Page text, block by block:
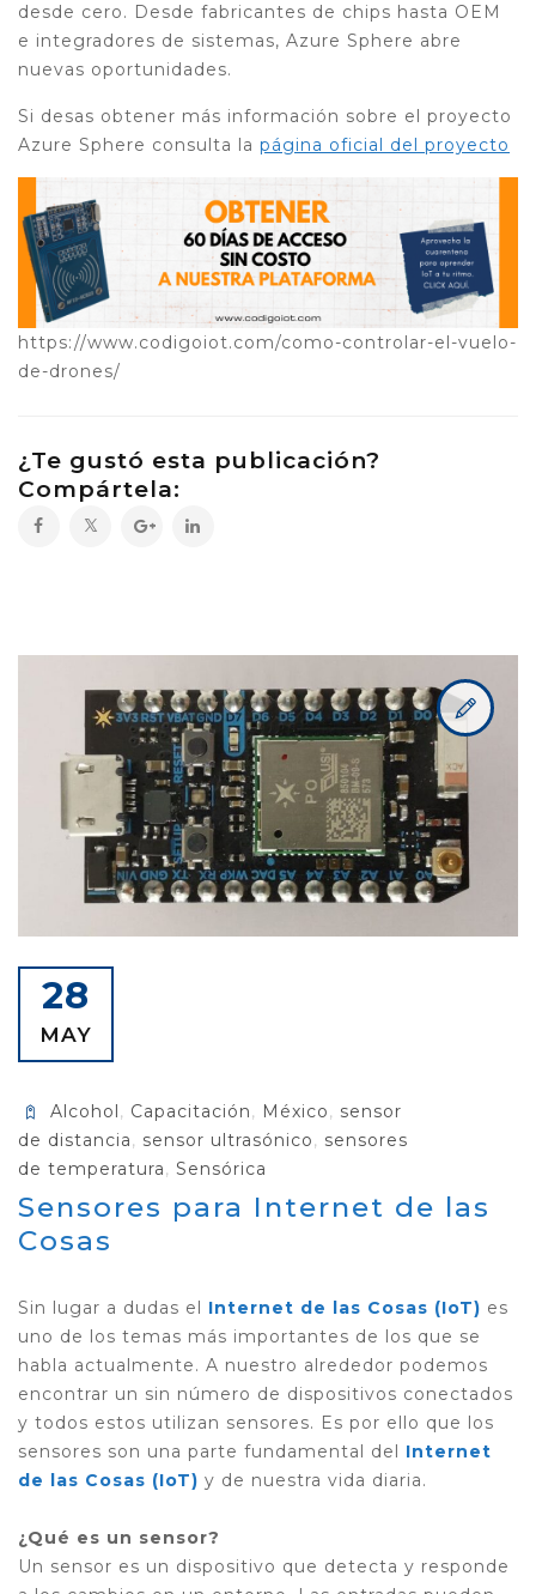
desde cero. Desde fabricantes de chips hasta OEM
e integradores de sistemas, Azure Sphere abre
nuevas oportunidades.
Si desas obtener más información sobre el proyecto
Azure Sphere consulta la página oficial del proyecto
https://www.codigoiot.com/como-controlar-el-vuelo-
de-drones/
¿Te gustó esta publicación?
Compártela:
28
MAY
Alcohol, Capacitación, México, sensor
de distancia, sensor ultrasónico, sensores
de temperatura, Sensórica
Sensores para Internet de las
Cosas
Sin lugar a dudas el Internet de las Cosas (IoT) es
uno de los temas más importantes de los que se
habla actualmente. A nuestro alrededor podemos
encontrar un sin número de dispositivos conectados
y todos estos utilizan sensores. Es por ello que los
sensores son una parte fundamental del Internet
de las Cosas (IoT) y de nuestra vida diaria.
¿Qué es un sensor?
Un sensor es un dispositivo que detecta y responde